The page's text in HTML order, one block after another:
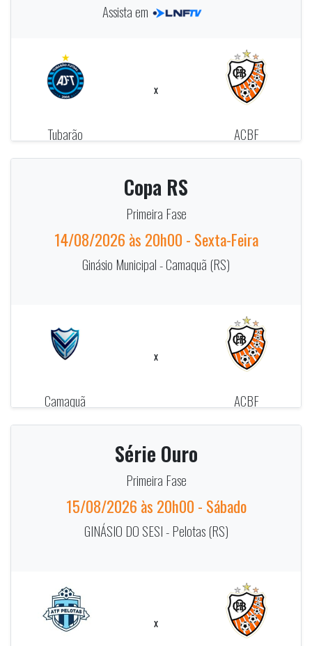
Assista em
Tubarão
x
ACBF
Copa RS
Primeira Fase
14/08/2026 às 20h00 - Sexta-Feira
Ginásio Municipal - Camaquã (RS)
Camaquã
Futsal
x
ACBF
Série Ouro
Primeira Fase
15/08/2026 às 20h00 - Sábado
GINÁSIO DO SESI - Pelotas (RS)
x